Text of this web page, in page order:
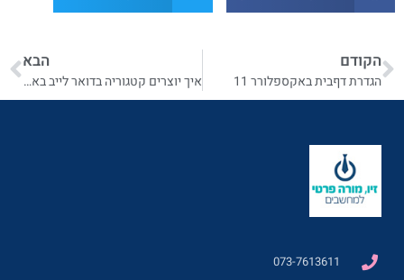
הקודם
הגדרת דףבית באקספלורר 11
הבא
איך יוצרים קטגוריה בדואר לייב באינטרנט
073-7613611